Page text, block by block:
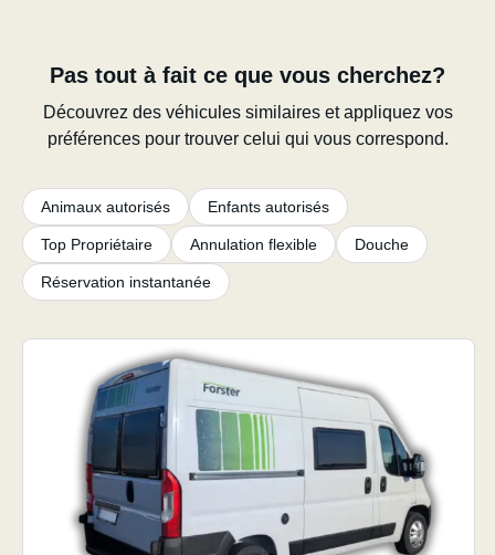
Pas tout à fait ce que vous cherchez?
Découvrez des véhicules similaires et appliquez vos
préférences pour trouver celui qui vous correspond.
Animaux autorisés Enfants autorisés
Top Propriétaire Annulation flexible Douche
Réservation instantanée